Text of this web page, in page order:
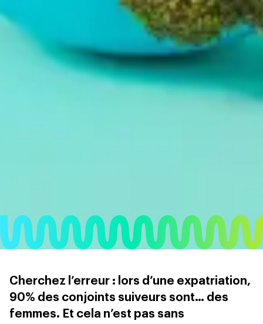
Cherchez l’erreur : lors d’une expatriation,
90% des conjoints suiveurs sont… des
femmes. Et cela n’est pas sans